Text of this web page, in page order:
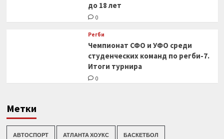
до 18 лет
0
Регби
Чемпионат СФО и УФО среди
студенческих команд по регби-7.
Итоги турнира
0
Метки
АВТОСПОРТ АТЛАНТА ХОУКС БАСКЕТБОЛ